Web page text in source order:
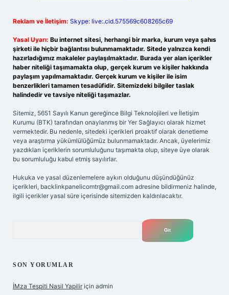
Reklam ve İletişim: Skype: live:.cid.575569c608265c69
Yasal Uyarı: Bu internet sitesi, herhangi bir marka, kurum veya şahıs
şirketi ile hiçbir bağlantısı bulunmamaktadır. Sitede yalnızca kendi
hazırladığımız makaleler paylaşılmaktadır. Burada yer alan içerikler
haber niteliği taşımamakta olup, gerçek kurum ve kişiler hakkında
paylaşım yapılmamaktadır. Gerçek kurum ve kişiler ile isim
benzerlikleri tamamen tesadüfidir. Sitemizdeki bilgiler taslak
halindedir ve tavsiye niteliği taşımazlar.
Sitemiz, 5651 Sayılı Kanun gereğince Bilgi Teknolojileri ve İletişim
Kurumu (BTK) tarafından onaylanmış bir Yer Sağlayıcı olarak hizmet
vermektedir. Bu nedenle, sitedeki içerikleri proaktif olarak denetleme
veya araştırma yükümlülüğümüz bulunmamaktadır. Ancak, üyelerimiz
yazdıkları içeriklerin sorumluluğunu taşımakta olup, siteye üye olarak
bu sorumluluğu kabul etmiş sayılırlar.
Hukuka ve yasal düzenlemelere aykırı olduğunu düşündüğünüz
içerikleri, backlinkpanelicomtr@gmail.com adresine bildirmeniz halinde,
ilgili içerikler yasal süre içerisinde sitemizden kaldırılacaktır.
SON YORUMLAR
İMza Tespiti Nasil Yapilir için admin